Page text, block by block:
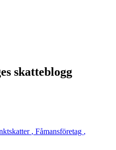
skatteblogg
, Fåmansföretag ,